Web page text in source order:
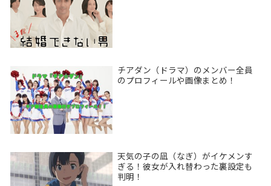
チアダン（ドラマ）のメンバー全員
のプロフィールや画像まとめ！
天気の子の凪（なぎ）がイケメンす
ぎる！彼女が入れ替わった裏設定も
判明！